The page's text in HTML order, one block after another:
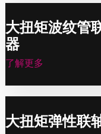
大扭矩波纹管
器
了解更多
大扭矩弹性联